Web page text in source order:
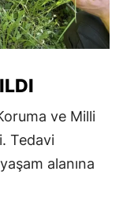
ve Milli
Tedavi
alanına